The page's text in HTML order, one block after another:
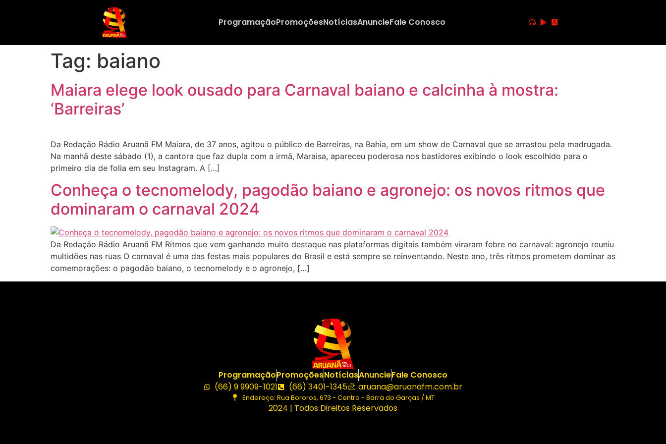
ProgramaçãoPromoçõesNotíciasAnuncieFale Conosco
Tag: baiano
Maiara elege look ousado para Carnaval baiano e calcinha à mostra:
‘Barreiras’
Da Redação Rádio Aruanã FM Maiara, de 37 anos, agitou o público de Barreiras, na Bahia, em um show de Carnaval que se arrastou pela madrugada.
Na manhã deste sábado (1), a cantora que faz dupla com a irmã, Maraisa, apareceu poderosa nos bastidores exibindo o look escolhido para o
primeiro dia de folia em seu Instagram. A […]
Conheça o tecnomelody, pagodão baiano e agronejo: os novos ritmos que
dominaram o carnaval 2024
Da Redação Rádio Aruanã FM Ritmos que vem ganhando muito destaque nas plataformas digitais também viraram febre no carnaval: agronejo reuniu
multidões nas ruas O carnaval é uma das festas mais populares do Brasil e está sempre se reinventando. Neste ano, três ritmos prometem dominar as
comemorações: o pagodão baiano, o tecnomelody e o agronejo, […]
ProgramaçãoPromoçõesNotíciasAnuncieFale Conosco
(66) 9 9909-1021
(66) 3401-1345 aruana@aruanafm.com.br
Endereço: Rua Bororos, 673 - Centro - Barra do Garças / MT
2024 | Todos Direitos Reservados